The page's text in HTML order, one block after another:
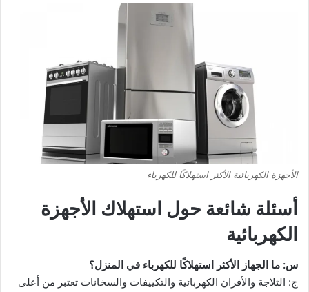
الأجهزة الكهربائية الأكثر استهلاكًا للكهرباء
أسئلة شائعة حول استهلاك الأجهزة
الكهربائية
س: ما الجهاز الأكثر استهلاكًا للكهرباء في المنزل؟
ج: الثلاجة والأفران الكهربائية والتكييفات والسخانات تعتبر من أعلى